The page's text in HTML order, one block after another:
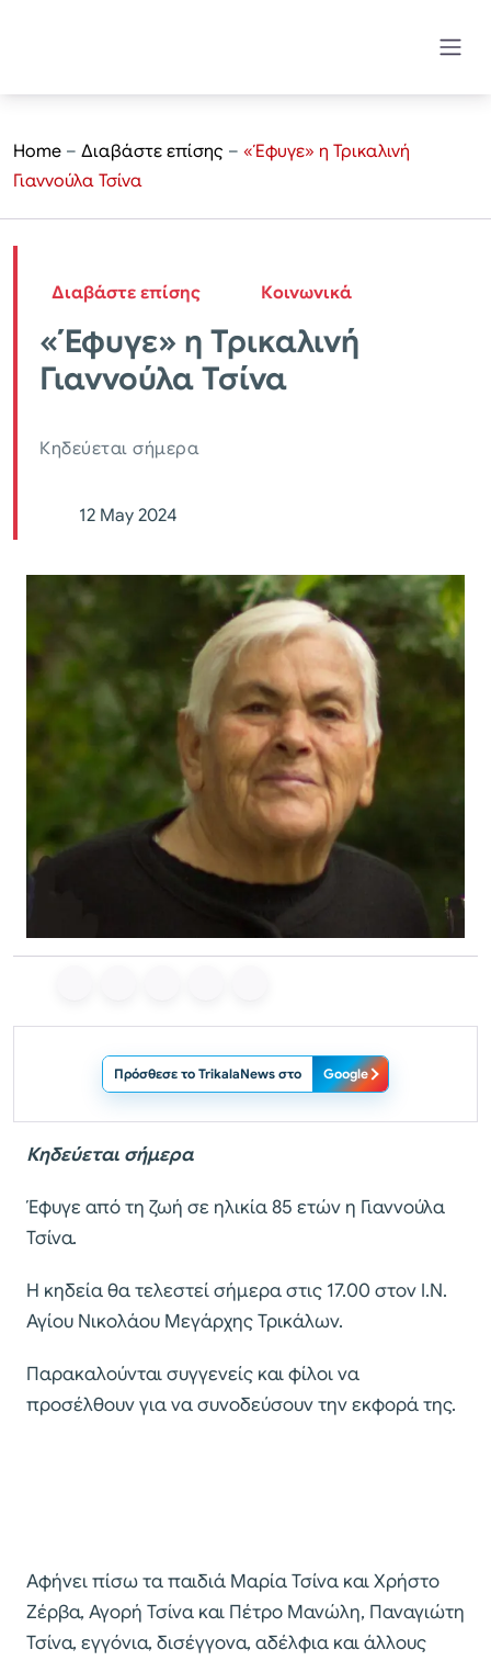
Home – Διαβάστε επίσης – «Έφυγε» η Τρικαλινή
Γιαννούλα Τσίνα
Διαβάστε επίσης Κοινωνικά
«Έφυγε» η Τρικαλινή
Γιαννούλα Τσίνα
Κηδεύεται σήμερα
12 May 2024
Πρόσθεσε το TrikalaNews στο Google
Κηδεύεται σήμερα
Έφυγε από τη ζωή σε ηλικία 85 ετών η Γιαννούλα
Τσίνα.
Η κηδεία θα τελεστεί σήμερα στις 17.00 στον Ι.Ν.
Αγίου Νικολάου Μεγάρχης Τρικάλων.
Παρακαλούνται συγγενείς και φίλοι να
προσέλθουν για να συνοδεύσουν την εκφορά της.
Αφήνει πίσω τα παιδιά Μαρία Τσίνα και Χρήστο
Ζέρβα, Αγορή Τσίνα και Πέτρο Μανώλη, Παναγιώτη
Τσίνα, εγγόνια, δισέγγονα, αδέλφια και άλλους